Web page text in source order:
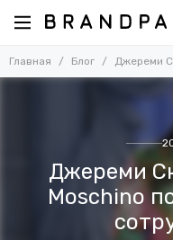
Главная Блог Джереми
Джереми
Moschino